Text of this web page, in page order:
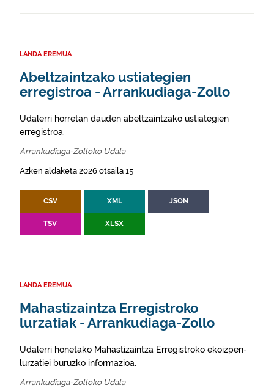
LANDA EREMUA
Abeltzaintzako ustiategien
erregistroa - Arrankudiaga-Zollo
Udalerri horretan dauden abeltzaintzako ustiategien
erregistroa.
Arrankudiaga-Zolloko Udala
Azken aldaketa 2026 otsaila 15
CSV XML JSON
TSV XLSX
LANDA EREMUA
Mahastizaintza Erregistroko
lurzatiak - Arrankudiaga-Zollo
Udalerri honetako Mahastizaintza Erregistroko ekoizpen-
lurzatiei buruzko informazioa.
Arrankudiaga-Zolloko Udala